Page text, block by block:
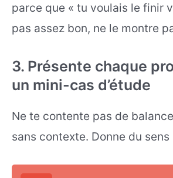
parce que « tu voulais le finir
pas assez bon, ne le montre
3. Présente chaque
un mini-cas d’étude
Ne te contente pas de
sans contexte. Donne du